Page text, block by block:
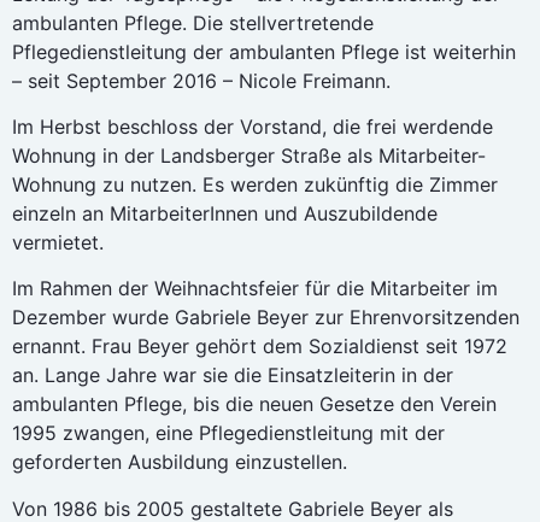
ambulanten Pflege. Die stellvertretende
Pflegedienstleitung der ambulanten Pflege ist weiterhin
– seit September 2016 – Nicole Freimann.
Im Herbst beschloss der Vorstand, die frei werdende
Wohnung in der Landsberger Straße als Mitarbeiter-
Wohnung zu nutzen. Es werden zukünftig die Zimmer
einzeln an MitarbeiterInnen und Auszubildende
vermietet.
Im Rahmen der Weihnachtsfeier für die Mitarbeiter im
Dezember wurde Gabriele Beyer zur Ehrenvorsitzenden
ernannt. Frau Beyer gehört dem Sozialdienst seit 1972
an. Lange Jahre war sie die Einsatzleiterin in der
ambulanten Pflege, bis die neuen Gesetze den Verein
1995 zwangen, eine Pflegedienstleitung mit der
geforderten Ausbildung einzustellen.
Von 1986 bis 2005 gestaltete Gabriele Beyer als